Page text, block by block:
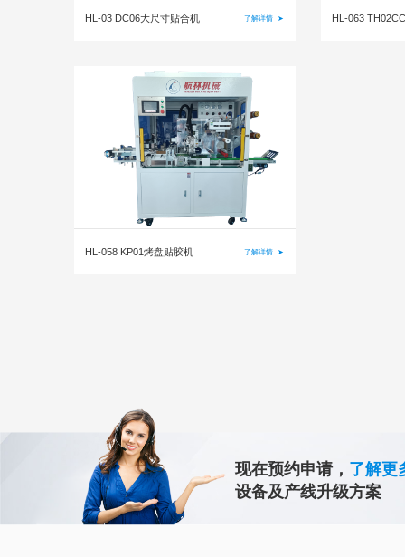
HL-03 DC06大尺寸贴合机 了解详情 ➤ HL-063
HL-058 KP01烤盘贴胶机 了解详情 ➤
现在预约申请， 了解更
设备及产线升级方案